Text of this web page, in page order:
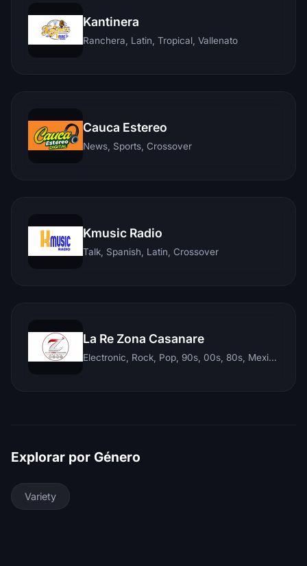
Kantinera
Ranchera, Latin, Tropical, Vallenato
Cauca Estereo
News, Sports, Crossover
Kmusic Radio
Talk, Spanish, Latin, Crossover
La Re Zona Casanare
Electronic, Rock, Pop, 90s, 00s, 80s, Mexican, Ranchera, Reggaeton, Instrumental, Salsa, Merengue, Tropical, Romantic, Vallenato, Llanera
Explorar por Género
Variety